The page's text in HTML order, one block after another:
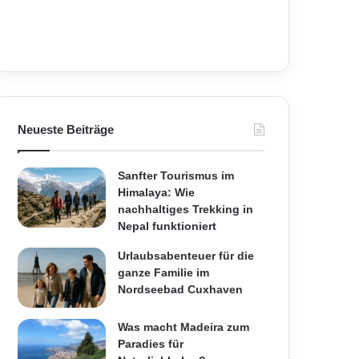
Neueste Beiträge
Sanfter Tourismus im
Himalaya: Wie
nachhaltiges Trekking in
Nepal funktioniert
Urlaubsabenteuer für die
ganze Familie im
Nordseebad Cuxhaven
Was macht Madeira zum
Paradies für